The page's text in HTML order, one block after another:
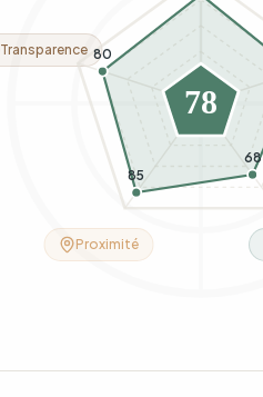
68
85
80
78
Proximité
Transparence